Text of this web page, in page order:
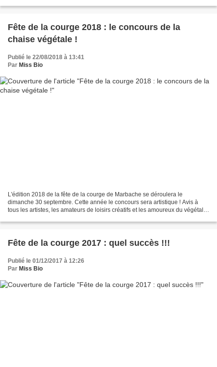
Fête de la courge 2018 : le concours de la
chaise végétale !
Publié le 22/08/2018 à 13:41
Par Miss Bio
L'édition 2018 de la fête de la courge de Marbache se déroulera le
dimanche 30 septembre. Cette année le concours sera artistique ! Avis à
tous les artistes, les amateurs de loisirs créatifs et les amoureux du végétal :
Fête de la courge 2017 : quel succès !!!
Publié le 01/12/2017 à 12:26
Par Miss Bio